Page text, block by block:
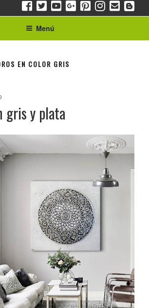
Menú
EN COLOR GRIS
gris y plata